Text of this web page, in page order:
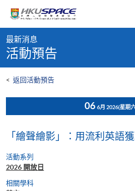
content
content
start
最新消息
活動預告
< 返回活動預告
06 6月 2026(星期
「繪聲繪影」：用流利英語
活動系列
2026 開放日
相關學科